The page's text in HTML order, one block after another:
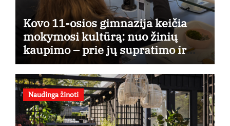
Kovo 11-osios gimnazija keičia
mokymosi kultūrą: nuo žinių
kaupimo – prie jų supratimo ir
taikymo
Naudinga žinoti